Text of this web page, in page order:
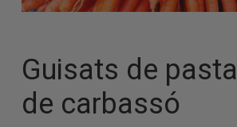
Guisats de
de carbassó